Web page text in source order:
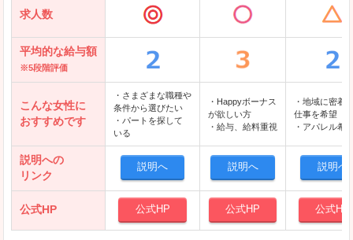
テンプスタッフ
アパレル転職なび
求人数
平均的な給与額
※5段階評価
こんな女性に
おすすめです
・さまざまな職種や
条件から選びたい
・パートを探して
いる
・Happyボーナス
が欲しい方
・給与、給料重視
・地域に密着
仕事を希望
・アパレル希
説明への
リンク
説明へ 説明へ 説明へ
公式HP 公式HP 公式HP 公式HP